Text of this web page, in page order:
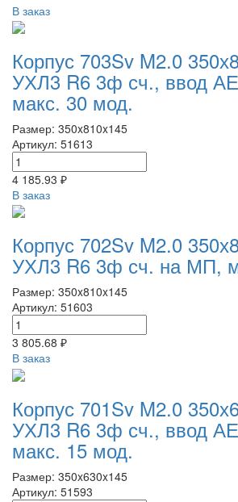
В заказ
Корпус 703Sv M2.0
УХЛ3 R6 3ф сч., ввод
макс. 30 мод.
Размер: 350x810x145
Артикул: 51613
4 185.93 ₽
В заказ
Корпус 702Sv M2.0
УХЛ3 R6 3ф сч. на МП,
Размер: 350x810x145
Артикул: 51603
3 805.68 ₽
В заказ
Корпус 701Sv M2.0
УХЛ3 R6 3ф сч., ввод
макс. 15 мод.
Размер: 350x630x145
Артикул: 51593